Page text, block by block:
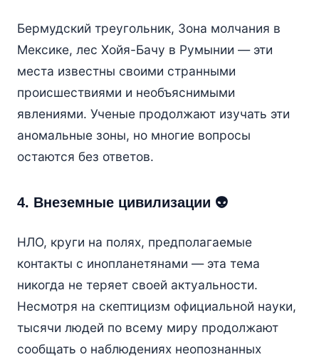
Бермудский треугольник, Зона молчания в
Мексике, лес Хойя-Бачу в Румынии — эти
места известны своими странными
происшествиями и необъяснимыми
явлениями. Ученые продолжают изучать эти
аномальные зоны, но многие вопросы
остаются без ответов.
4. Внеземные цивилизации 👽
НЛО, круги на полях, предполагаемые
контакты с инопланетянами — эта тема
никогда не теряет своей актуальности.
Несмотря на скептицизм официальной науки,
тысячи людей по всему миру продолжают
сообщать о наблюдениях неопознанных